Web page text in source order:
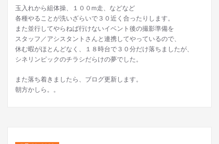
玉入れから組体操、１００m走、などなど
各種やることが洗いざらいで３０近く合ったりします。
また並行してやらねば行けないイベント後の撮影準備を
スタッフ／アシスタントさんと連携してやっているので、
休む暇がほとんどなく、１８時台で３０分だけ落ちましたが、
シネリンピックのチラシだらけの夢でした。
また落ち着きましたら、ブログ更新します。
朝方かしら。。